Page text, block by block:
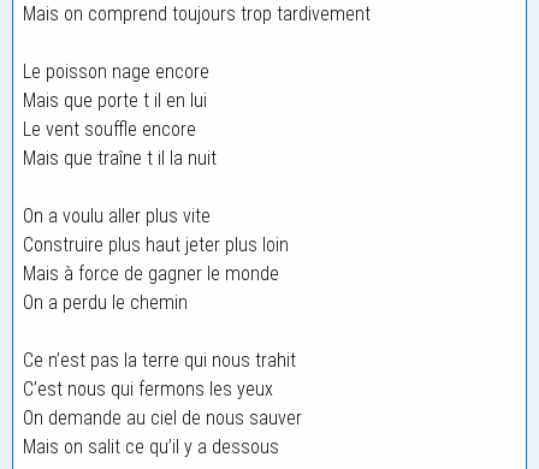
Mais on comprend toujours trop tardivement
Le poisson nage encore
Mais que porte t il en lui
Le vent souffle encore
Mais que traîne t il la nuit
On a voulu aller plus vite
Construire plus haut jeter plus loin
Mais à force de gagner le monde
On a perdu le chemin
Ce n’est pas la terre qui nous trahit
C’est nous qui fermons les yeux
On demande au ciel de nous sauver
Mais on salit ce qu’il y a dessous